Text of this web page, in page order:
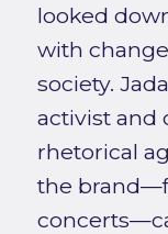
looked
with
society.
activist and
rhetorical
the